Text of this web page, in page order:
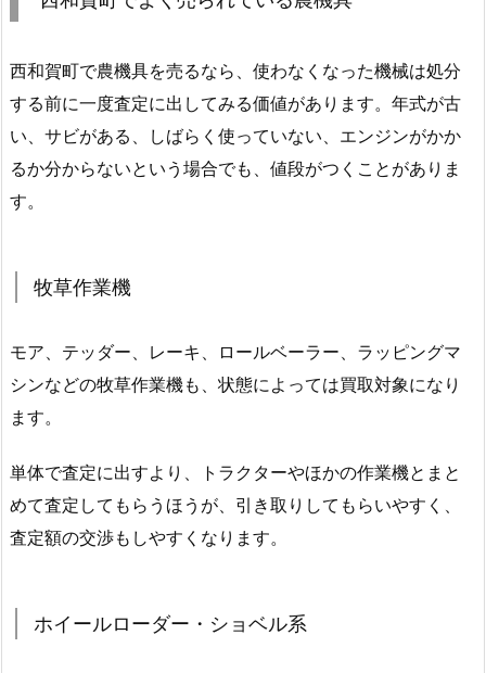
西和賀町で農機具を売るなら、使わなくなった機械は処分
する前に一度査定に出してみる価値があります。年式が古
い、サビがある、しばらく使っていない、エンジンがかか
るか分からないという場合でも、値段がつくことがありま
す。
牧草作業機
モア、テッダー、レーキ、ロールベーラー、ラッピングマ
シンなどの牧草作業機も、状態によっては買取対象になり
ます。
単体で査定に出すより、トラクターやほかの作業機とまと
めて査定してもらうほうが、引き取りしてもらいやすく、
査定額の交渉もしやすくなります。
ホイールローダー・ショベル系